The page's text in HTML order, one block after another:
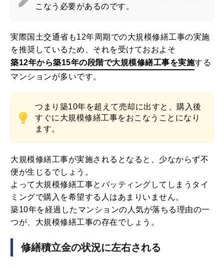
こなう必要があるのです。
実際国土交通省も12年周期での大規模修繕工事の実施
を推奨しているため、それを受けておおよそ
築12年から築15年の段階で大規模修繕工事を実施する
マンションが多いです。
つまり築10年を超えて売却に出すと、購入後
すぐに大規模修繕工事をおこなうことになり
ます。
大規模修繕工事が実施されるとなると、少なからず不
便が生じるでしょう。
よって大規模修繕工事とバッティングしてしまうタイ
ミングで購入を希望する人はあまりいません。
築10年を経過したマンションの人気が落ちる理由の一
つが、大規模修繕工事の存在でしょう。
修繕積立金の状況に左右される